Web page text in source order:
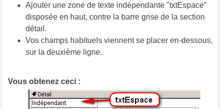
Ajouter une zone de texte indépendante "txtEspace"
disposée en haut, contre la barre grise de la section
détail.
Vos champs habituels viennent se placer en-dessous,
sur la deuxième ligne.
Vous obtenez ceci :